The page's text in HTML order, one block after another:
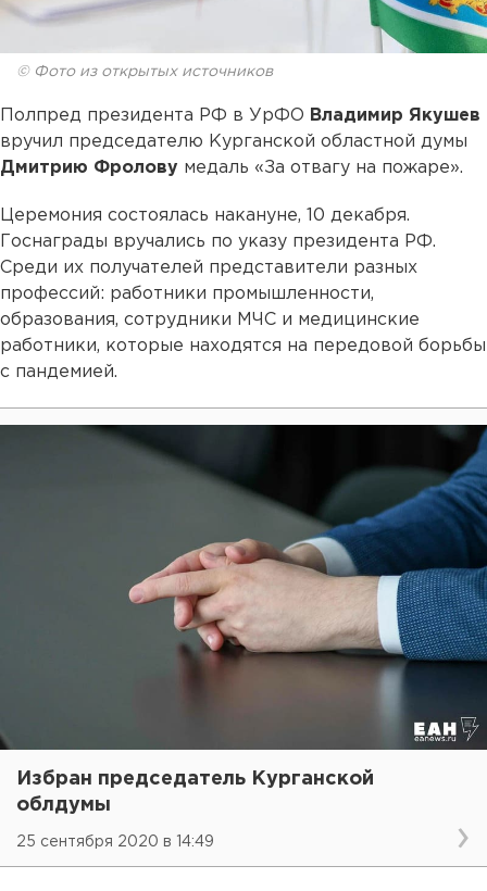
© Фото из открытых источников
Полпред президента РФ в УрФО Владимир Якушев
вручил председателю Курганской областной думы
Дмитрию Фролову медаль «За отвагу на пожаре».
Церемония состоялась накануне, 10 декабря.
Госнаграды вручались по указу президента РФ.
Среди их получателей представители разных
профессий: работники промышленности,
образования, сотрудники МЧС и медицинские
работники, которые находятся на передовой борьбы
с пандемией.
Избран председатель Курганской
облдумы
25 сентября 2020 в 14:49